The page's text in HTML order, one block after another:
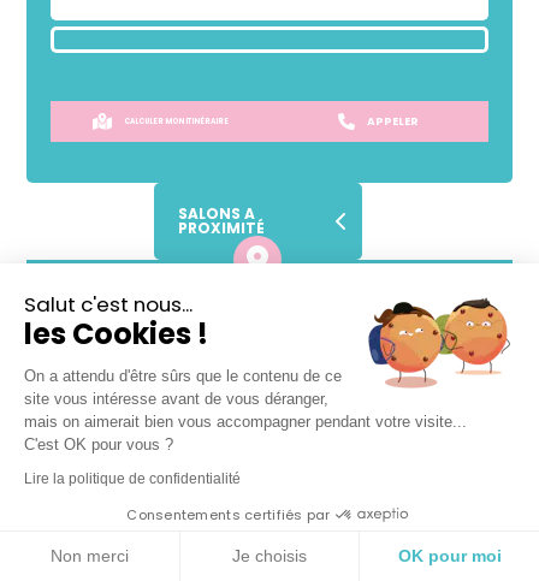
APPELER
CALCULER MON ITINÉRAIRE
SALONS A
PROXIMITÉ
Lundi
Fermé
Mardi
10h-19h
10h-19h
Jeudi
10h
Vendredi
10h
Samedi
Dimanche
Salut c'est nous...
les Cookies !
On a attendu d'être sûrs que le contenu de ce
site vous intéresse avant de vous déranger,
mais on aimerait bien vous accompagner pendant votre visite...
C'est OK pour vous ?
Lire la politique de confidentialité
Consentements certifiés par
Non merci Je choisis OK pour moi